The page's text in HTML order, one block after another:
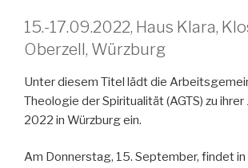
15.-17.09.2022, Haus Klara,
Oberzell, Würzburg
Unter diesem Titel lädt die
Theologie der Spiritualität (AGTS) zu
2022 in Würzburg ein.
Am Donnerstag, 15. September, findet